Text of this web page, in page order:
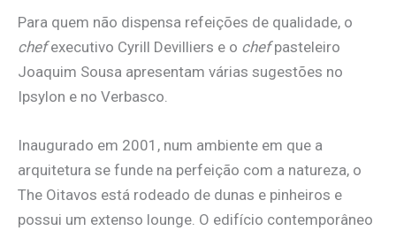
Para quem não dispensa refeições de qualidade, o
chefexecutivo Cyrill Devilliers e o chefpasteleiro
Joaquim Sousa apresentam várias sugestões no
Ipsylon e no Verbasco.
Inaugurado em 2001, num ambiente em que a
arquitetura se funde na perfeição com a natureza, o
The Oitavos está rodeado de dunas e pinheiros e
possui um extenso lounge. O edifício contemporâneo